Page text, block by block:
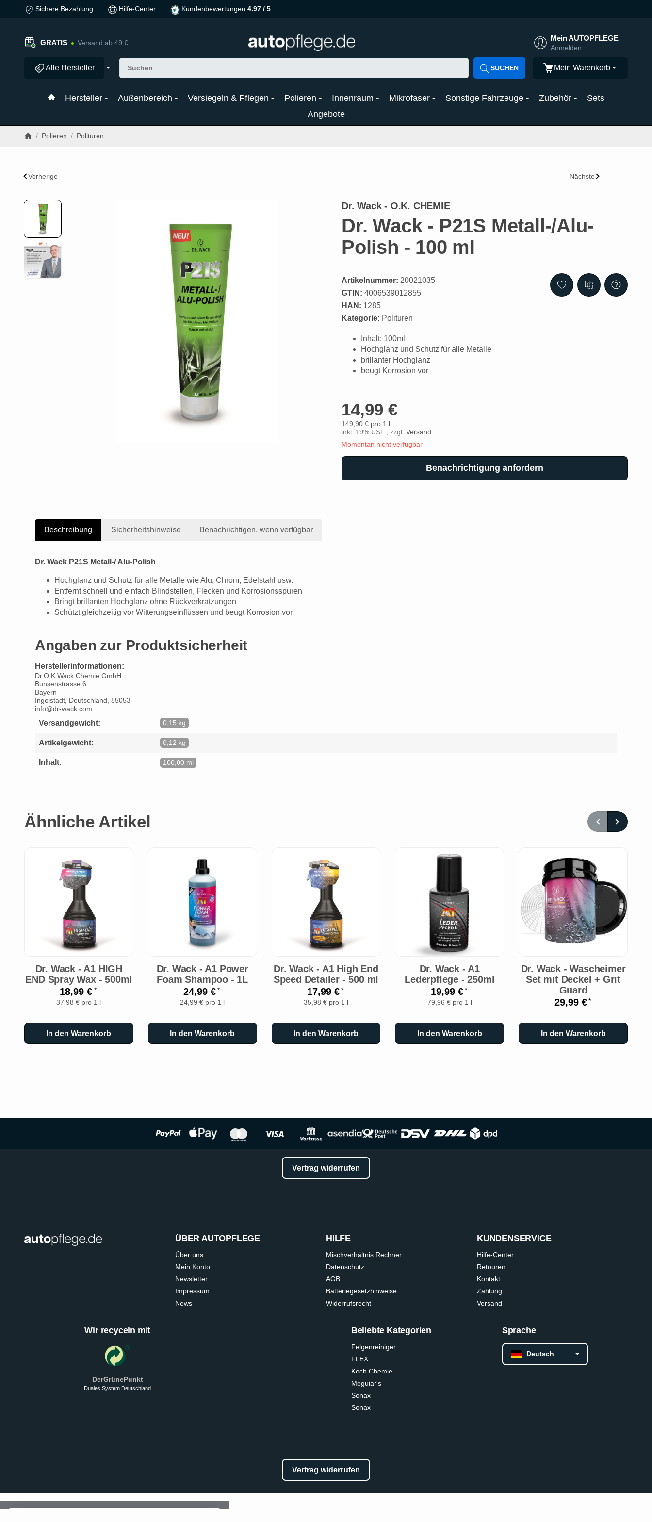
Sichere Bezahlung Hilfe-Center Kundenbewertungen 4.97 / 5
GRATIS Versand ab 49 €
Mein AUTOPFLEGE
Anmelden
Alle Hersteller SUCHEN Mein Warenkorb
Hersteller Außenbereich Versiegeln & Pflegen Polieren Innenraum Mikrofaser Sonstige Fahrzeuge Zubehör
Sets
Angebote
/ Polieren / Polituren
Vorherige Nächste
Dr. Wack - O.K. CHEMIE
Dr. Wack - P21S Metall-/Alu-
Polish - 100 ml
Artikelnummer: 20021035
GTIN: 4006539012855
HAN: 1285
Kategorie: Polituren
Inhalt: 100ml
Hochglanz und Schutz für alle Metalle
brillanter Hochglanz
beugt Korrosion vor
14,99 €
149,90 € pro 1 l
inkl. 19% USt. , zzgl. Versand
Momentan nicht verfügbar
Benachrichtigung anfordern
Beschreibung Sicherheitshinweise Benachrichtigen, wenn verfügbar
Dr. Wack P21S Metall-/ Alu-Polish
Hochglanz und Schutz für alle Metalle wie Alu, Chrom, Edelstahl usw.
Entfernt schnell und einfach Blindstellen, Flecken und Korrosionsspuren
Bringt brillanten Hochglanz ohne Rückverkratzungen
Schützt gleichzeitig vor Witterungseinflüssen und beugt Korrosion vor
Angaben zur Produktsicherheit
Herstellerinformationen:
Dr.O.K.Wack Chemie GmbH
Bunsenstrasse 6
Bayern
Ingolstadt, Deutschland, 85053
info@dr-wack.com
Versandgewicht: 0,15 kg
Artikelgewicht: 0,12 kg
Inhalt: 100,00 ml
Ähnliche Artikel
Dr. Wack - A1 HIGH
END Spray Wax - 500ml
18,99 €*
37,98 € pro 1 l
In den Warenkorb
Dr. Wack - A1 Power
Foam Shampoo - 1L
24,99 €*
24,99 € pro 1 l
In den Warenkorb
Dr. Wack - A1 High End
Speed Detailer - 500 ml
17,99 €*
35,98 € pro 1 l
In den Warenkorb
Dr. Wack - A1
Lederpflege - 250ml
19,99 €*
79,96 € pro 1 l
In den Warenkorb
Dr. Wack - Wascheimer
Set mit Deckel + Grit
Guard
29,99 €*
In den Warenkorb
Vertrag widerrufen
ÜBER AUTOPFLEGE
Über uns
Mein Konto
Newsletter
Impressum
News
HILFE
Mischverhältnis Rechner
Datenschutz
AGB
Batteriegesetzhinweise
Widerrufsrecht
KUNDENSERVICE
Hilfe-Center
Retouren
Kontakt
Zahlung
Versand
Wir recyceln mit
DerGrünePunkt
Duales System Deutschland
Beliebte Kategorien
Felgenreiniger
FLEX
Koch Chemie
Meguiar's
Sonax
Sonax
Sprache
Deutsch
Vertrag widerrufen